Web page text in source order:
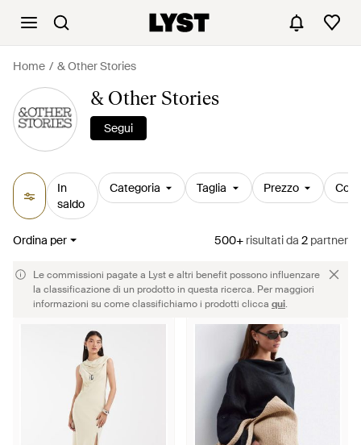
Home & Other Stories
& Other Stories
Segui
In
saldo
Categoria Taglia Prezzo
Ordina per 500+ risultatida 2 partner
Le commissioni pagate a Lyst e altri benefit possono influenzare
la classificazione di un prodotto in questa ricerca. Per maggiori
informazioni su come classifichiamo i prodotti clicca qui.